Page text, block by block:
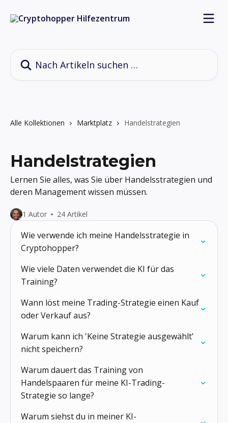
Alle Kollektionen Marktplatz Handelstrategien
Handelstrategien
Lernen Sie alles, was Sie über Handelsstrategien und
deren Management wissen müssen.
1 Autor 24 Artikel
Wie verwende ich meine Handelsstrategie in
Cryptohopper?
Wie viele Daten verwendet die KI für das
Training?
Wann löst meine Trading-Strategie einen Kauf
oder Verkauf aus?
Warum kann ich 'Keine Strategie ausgewählt'
nicht speichern?
Warum dauert das Training von
Handelspaaren für meine KI-Trading-
Strategie so lange?
Warum siehst du in meiner KI-